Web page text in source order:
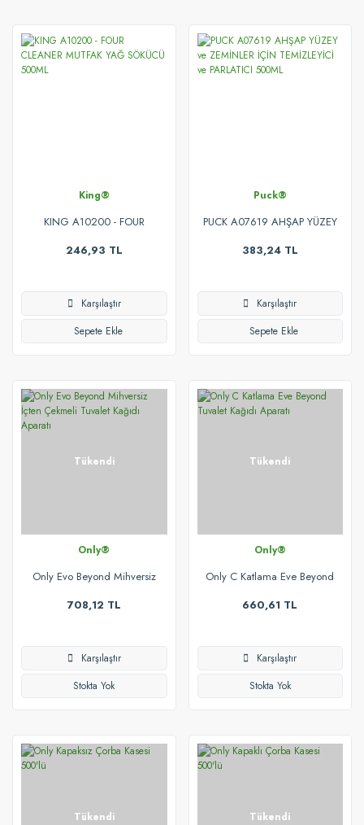
King®
KING A10200 - FOUR
SÖKÜCÜ 500ML
246,93 TL
Karşılaştır
Sepete Ekle
Puck®
PUCK A07619 AHŞAP YÜZEY
TEMİZLEYİCİ ve PARLATICI
383,24 TL
Karşılaştır
Sepete Ekle
Tükendi
Only®
Only Evo Beyond Mihversiz
Aparatı
708,12 TL
Karşılaştır
Stokta Yok
Tükendi
Only®
Only C Katlama Eve Beyond
660,61 TL
Karşılaştır
Stokta Yok
Tükendi Tükendi